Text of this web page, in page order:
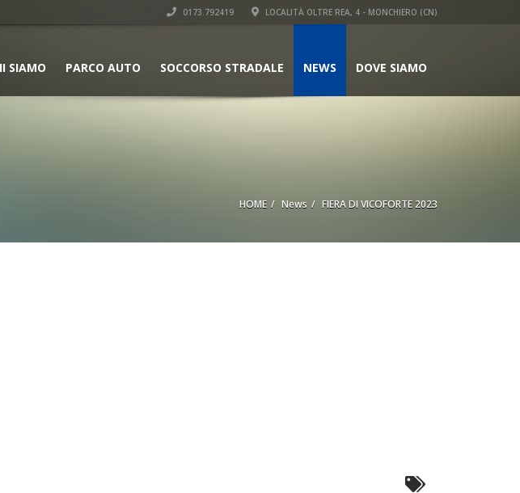
0173.792419 LOCALITÀ OLTRE REA, 4 - MONCHIERO (CN)
SIAMO PARCO AUTO SOCCORSO STRADALE NEWS DOVE SIAMO
HOME News FIERA DI VICOFORTE 2023